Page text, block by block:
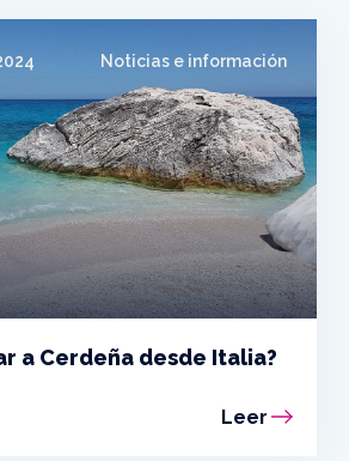
Noticias e información
a Cerdeña desde Italia?
Leer